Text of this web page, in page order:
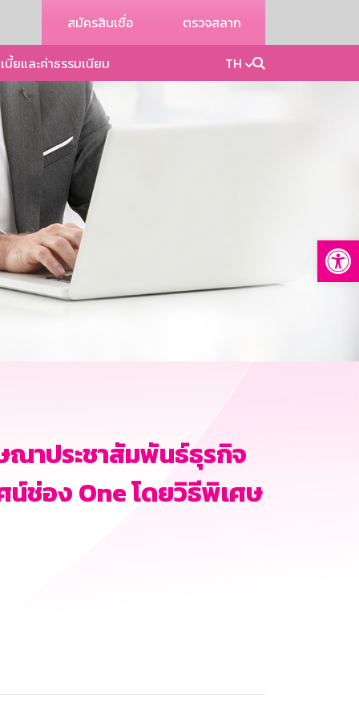
สมัครสินเชื่อ ตรวจสลาก
บี้ยและค่าธรรมเนียม TH
ณาประชาสัมพันธ์ธุรกิจ
ช่อง One โดยวิธีพิเศษ